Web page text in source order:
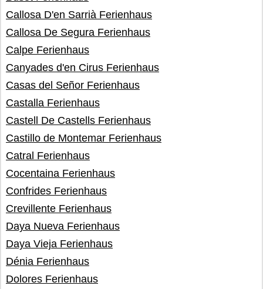
Callosa D'en Sarrià Ferienhaus
Callosa De Segura Ferienhaus
Calpe Ferienhaus
Canyades d'en Cirus Ferienhaus
Casas del Señor Ferienhaus
Castalla Ferienhaus
Castell De Castells Ferienhaus
Castillo de Montemar Ferienhaus
Catral Ferienhaus
Cocentaina Ferienhaus
Confrides Ferienhaus
Crevillente Ferienhaus
Daya Nueva Ferienhaus
Daya Vieja Ferienhaus
Dénia Ferienhaus
Dolores Ferienhaus